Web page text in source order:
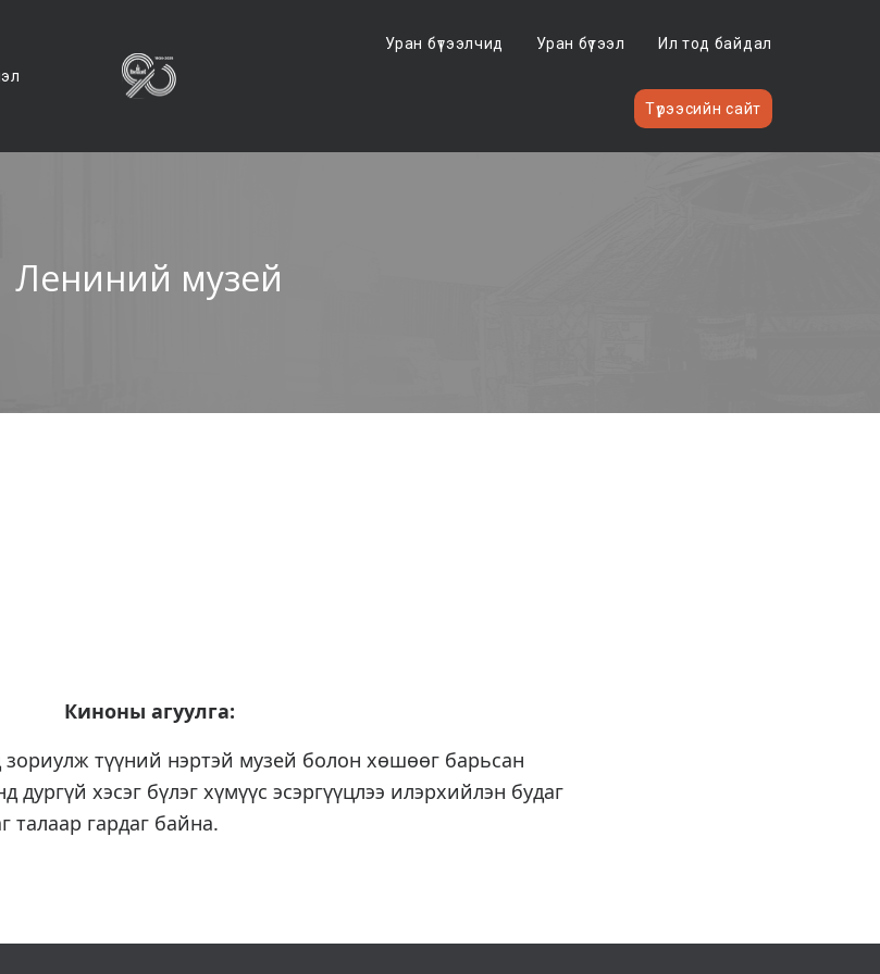
Уран бүтээлчид Уран бүтээл Ил тод байдал
Түрээсийн сайт
Лениний музей
Киноны агуулга:
түүний нэртэй музей болон хөшөөг барьсан
дургүй хэсэг бүлэг хүмүүс эсэргүүцлээ илэрхийлэн будаг
гардаг байна.